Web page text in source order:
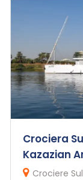
Crociera
Kazazian
Crociere